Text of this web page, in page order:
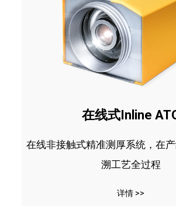
在线式Inline
在线非接触式精准测厚系统，在
溯工艺全过程
详情 >>